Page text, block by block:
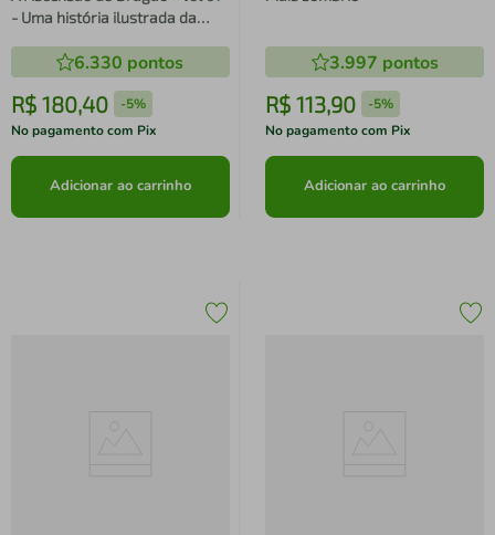
- Uma história ilustrada da
6.330 pontos
R$ 180,40 -5%
No pagamento com Pix
Adicionar ao carrinho
3.997 pontos
R$ 113,90 -5%
No pagamento com Pix
Adicionar ao carrinho